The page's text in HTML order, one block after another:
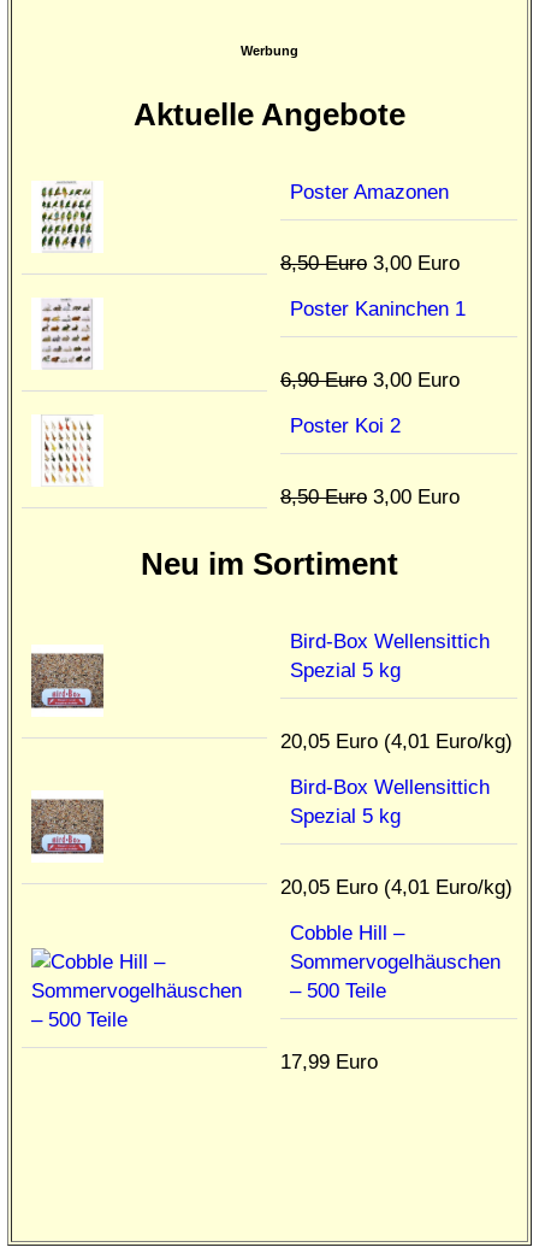
Werbung
Aktuelle Angebote
Poster Amazonen
8,50 Euro 3,00 Euro
Poster Kaninchen 1
6,90 Euro 3,00 Euro
Poster Koi 2
8,50 Euro 3,00 Euro
Neu im Sortiment
Bird-Box Wellensittich
Spezial 5 kg
20,05 Euro (4,01 Euro/kg)
Bird-Box Wellensittich
Spezial 5 kg
20,05 Euro (4,01 Euro/kg)
Cobble Hill –
Sommervogelhäuschen
– 500 Teile
17,99 Euro